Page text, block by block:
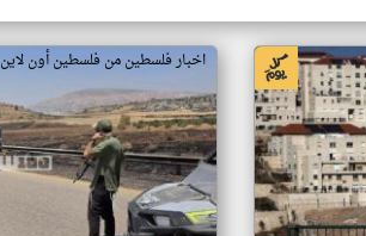
اخبار فلسطين من فلسطين أون لاين